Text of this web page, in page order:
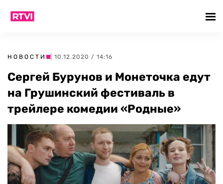
НОВОСТИ | 10.12.2020 / 14:16
Сергей Бурунов и Монеточка едут
на Грушинский фестиваль в
трейлере комедии «Родные»